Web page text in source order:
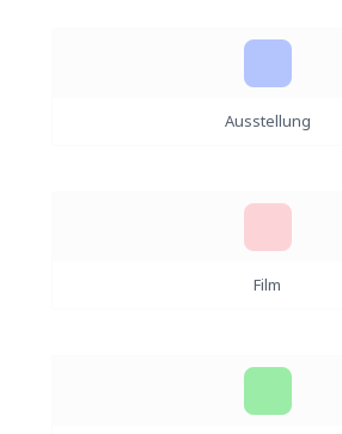
Ausstellung
Film